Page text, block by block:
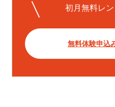
初月無料レン
無料体験申込